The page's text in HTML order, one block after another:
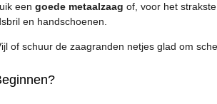
een goede metaalzaag of, voor het
en handschoenen.
of schuur de zaagranden netjes glad om